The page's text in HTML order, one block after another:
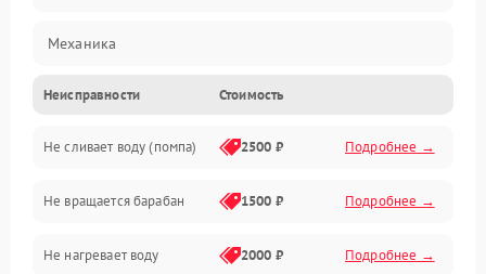
Механика
Электропитание
Водоснабжение
Слив
Программное обеспечение
Неисправности Стоимость
Не сливает воду (помпа) 2500 ₽ Подробнее →
Не вращается барабан 1500 ₽ Подробнее →
Не нагревает воду 2000 ₽ Подробнее →